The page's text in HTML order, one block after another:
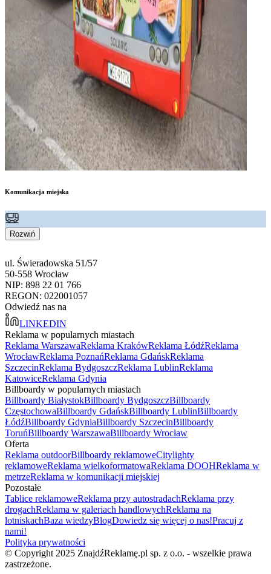
Komunikacja miejska
Rozwiń
ul. Świeradowska 51/57
50-558 Wrocław
NIP: 898 22 01 766
REGON: 022001057
Odwiedź nas na
LINKEDIN
Reklama w popularnych miastach
Reklama WarszawaReklama KrakówReklama ŁódźReklama
WrocławReklama PoznańReklama GdańskReklama
SzczecinReklama BydgoszczReklama LublinReklama
KatowiceReklama Gdynia
Billboardy w popularnych miastach
Billboardy BiałystokBillboardy BydgoszczBillboardy
CzęstochowaBillboardy GdańskBillboardy LublinBillboardy
ŁódźBillboardy GdyniaBillboardy SzczecinBillboardy
ToruńBillboardy WarszawaBillboardy Wrocław
Oferta
Reklama outdoorBillboardy reklamoweCitylighty
reklamoweReklama wielkoformatowaReklama DOOHReklama w
metrzeReklama w komunikacji miejskiej
Pozostałe
Tablice reklamoweReklama przy autostradachReklama przy
drogachReklama w galeriach handlowychReklama na
lotniskachBaza wiedzyBlogDowiedz się więcej o nas!Pracuj z
nami!
Polityka prywatności
© Copyright 2025 ZnajdźReklamę.pl sp. z o.o. - wszelkie prawa
zastrzeżone.